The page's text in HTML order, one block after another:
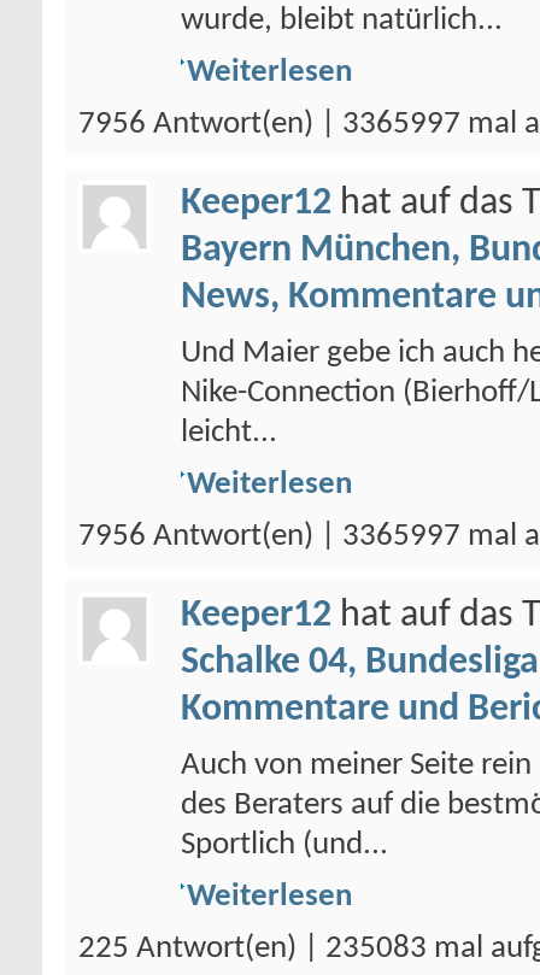
wurde, bleibt natürlich...
Weiterlesen
7956 Antwort(en) | 3365997 mal
Keeper12 hat auf das
Bayern München,
News, Kommentare
Und Maier gebe ich auch
Nike-Connection
leicht...
Weiterlesen
7956 Antwort(en) | 3365997 mal
Keeper12 hat auf das
Schalke 04,
Kommentare und
Auch von meiner Seite
des Beraters auf die
Sportlich (und...
Weiterlesen
225 Antwort(en) | 235083 mal